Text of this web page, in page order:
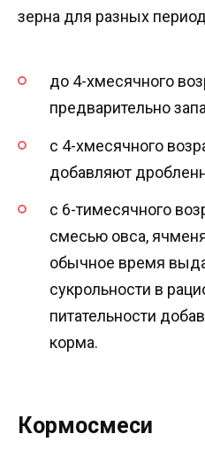
зерна для разных
до 4-хмесячного
предварительно
с 4-хмесячного
добавляют
с 6-тимесячного
смесью овса,
обычное время
сукрольности в
питательности
корма.
Кормосмеси